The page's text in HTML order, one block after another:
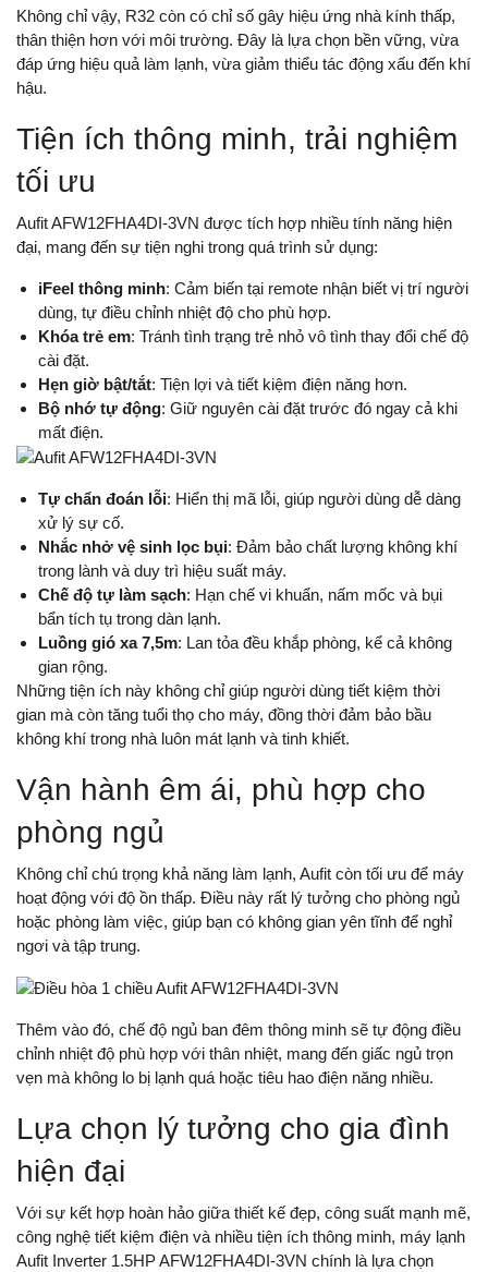
Không chỉ vậy, R32 còn có chỉ số gây hiệu ứng nhà kính thấp,
thân thiện hơn với môi trường. Đây là lựa chọn bền vững, vừa
đáp ứng hiệu quả làm lạnh, vừa giảm thiểu tác động xấu đến khí
hậu.
Tiện ích thông minh, trải nghiệm
tối ưu
Aufit AFW12FHA4DI-3VN được tích hợp nhiều tính năng hiện
đại, mang đến sự tiện nghi trong quá trình sử dụng:
iFeel thông minh: Cảm biến tại remote nhận biết vị trí người
dùng, tự điều chỉnh nhiệt độ cho phù hợp.
Khóa trẻ em: Tránh tình trạng trẻ nhỏ vô tình thay đổi chế độ
cài đặt.
Hẹn giờ bật/tắt: Tiện lợi và tiết kiệm điện năng hơn.
Bộ nhớ tự động: Giữ nguyên cài đặt trước đó ngay cả khi
mất điện.
Tự chẩn đoán lỗi: Hiển thị mã lỗi, giúp người dùng dễ dàng
xử lý sự cố.
Nhắc nhở vệ sinh lọc bụi: Đảm bảo chất lượng không khí
trong lành và duy trì hiệu suất máy.
Chế độ tự làm sạch: Hạn chế vi khuẩn, nấm mốc và bụi
bẩn tích tụ trong dàn lạnh.
Luồng gió xa 7,5m: Lan tỏa đều khắp phòng, kể cả không
gian rộng.
Những tiện ích này không chỉ giúp người dùng tiết kiệm thời
gian mà còn tăng tuổi thọ cho máy, đồng thời đảm bảo bầu
không khí trong nhà luôn mát lạnh và tinh khiết.
Vận hành êm ái, phù hợp cho
phòng ngủ
Không chỉ chú trọng khả năng làm lạnh, Aufit còn tối ưu để máy
hoạt động với độ ồn thấp. Điều này rất lý tưởng cho phòng ngủ
hoặc phòng làm việc, giúp bạn có không gian yên tĩnh để nghỉ
ngơi và tập trung.
Thêm vào đó, chế độ ngủ ban đêm thông minh sẽ tự động điều
chỉnh nhiệt độ phù hợp với thân nhiệt, mang đến giấc ngủ trọn
vẹn mà không lo bị lạnh quá hoặc tiêu hao điện năng nhiều.
Lựa chọn lý tưởng cho gia đình
hiện đại
Với sự kết hợp hoàn hảo giữa thiết kế đẹp, công suất mạnh mẽ,
công nghệ tiết kiệm điện và nhiều tiện ích thông minh, máy lạnh
Aufit Inverter 1.5HP AFW12FHA4DI-3VN chính là lựa chọn